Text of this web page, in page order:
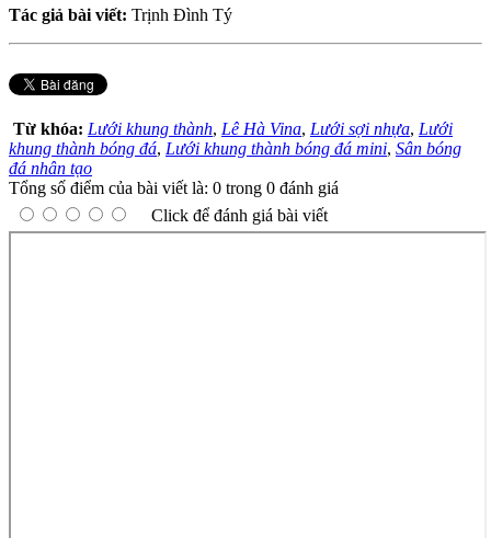
Tác giả bài viết: Trịnh Đình Tý
Từ khóa: Lưới khung thành, Lê Hà Vina, Lưới sợi nhựa, Lưới
khung thành bóng đá, Lưới khung thành bóng đá mini, Sân bóng
đá nhân tạo
Tổng số điểm của bài viết là: 0 trong 0 đánh giá
Click để đánh giá bài viết